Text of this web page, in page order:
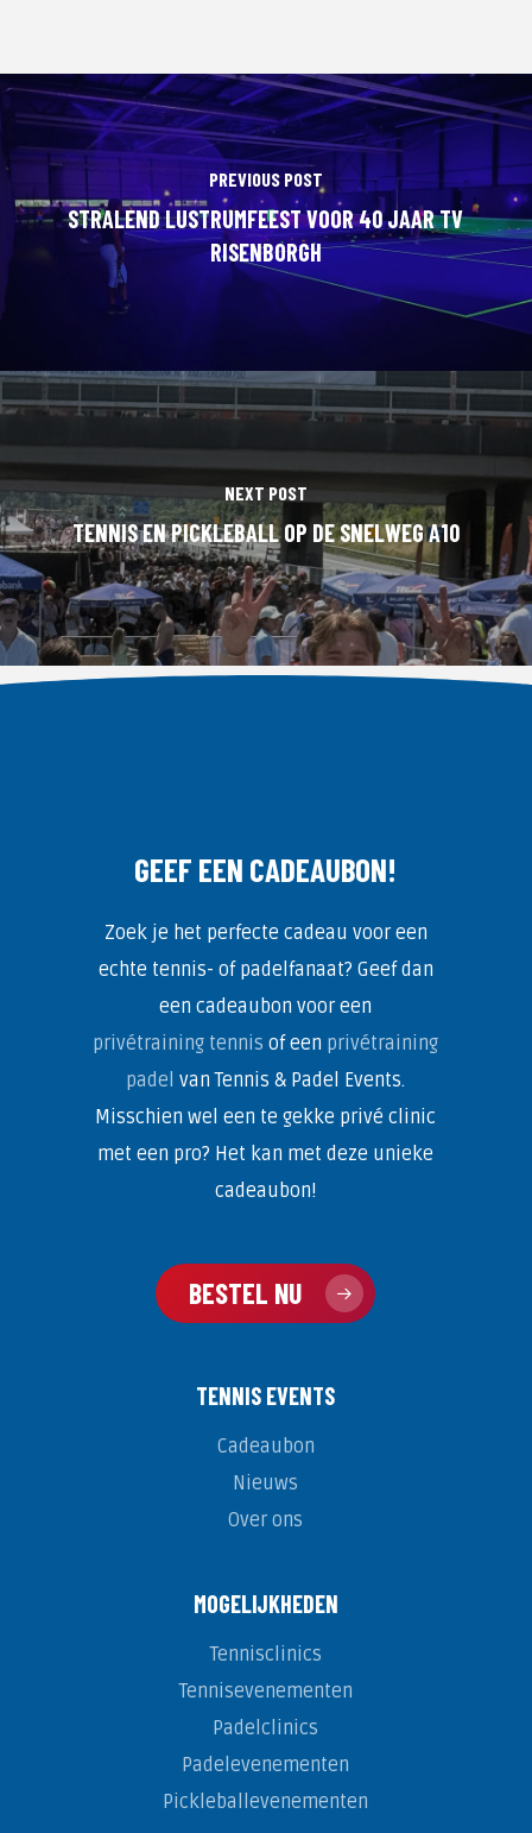
PREVIOUS POST
STRALEND LUSTRUMFEEST VOOR 40 JAAR TV
RISENBORGH
NEXT POST
TENNIS EN PICKLEBALL OP DE SNELWEG A10
GEEF EEN CADEAUBON!
Zoek je het perfecte cadeau voor een
echte tennis- of padelfanaat? Geef dan
een cadeaubon voor een
privétraining tennis of een privétraining
padel van Tennis & Padel Events.
Misschien wel een te gekke privé clinic
met een pro? Het kan met deze unieke
cadeaubon!
BESTEL NU
TENNIS EVENTS
Cadeaubon
Nieuws
Over ons
MOGELIJKHEDEN
Tennisclinics
Tennisevenementen
Padelclinics
Padelevenementen
Pickleballevenementen